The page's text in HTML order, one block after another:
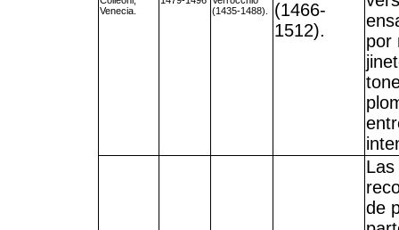
Venecia.
(1435-1488).
(1466-
1512).
por
de